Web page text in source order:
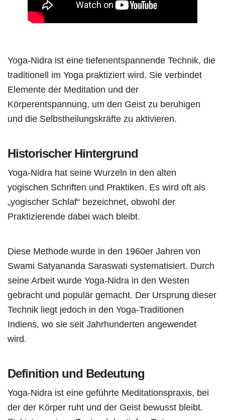
Yoga-Nidra ist eine tiefenentspannende Technik, die
traditionell im Yoga praktiziert wird. Sie verbindet
Elemente der Meditation und der
Körperentspannung, um den Geist zu beruhigen
und die Selbstheilungskräfte zu aktivieren.
Historischer Hintergrund
Yoga-Nidra hat seine Wurzeln in den alten
yogischen Schriften und Praktiken. Es wird oft als
„yogischer Schlaf“ bezeichnet, obwohl der
Praktizierende dabei wach bleibt.
Diese Methode wurde in den 1960er Jahren von
Swami Satyananda Saraswati systematisiert. Durch
seine Arbeit wurde Yoga-Nidra in den Westen
gebracht und populär gemacht. Der Ursprung dieser
Technik liegt jedoch in den Yoga-Traditionen
Indiens, wo sie seit Jahrhunderten angewendet
wird.
Definition und Bedeutung
Yoga-Nidra ist eine geführte Meditationspraxis, bei
der der Körper ruht und der Geist bewusst bleibt.